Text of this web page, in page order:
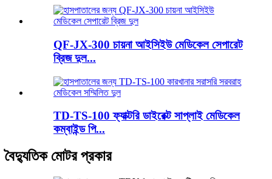
QF-JX-300 চায়না আইসিইউ মেডিকেল সেপারেট
ব্রিজ দুল...
TD-TS-100 ফ্যাক্টরি ডাইরেক্ট সাপ্লাই মেডিকেল
কম্বাইন্ড পি...
বৈদ্যুতিক মোটর প্রকার